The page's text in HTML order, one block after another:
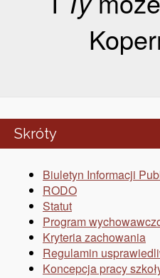
Skróty
Biuletyn Informacji
RODO
Statut
Program
Kryteria zachowania
Regulamin
Koncepcja pracy